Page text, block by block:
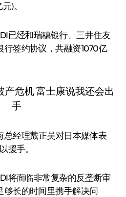
)。
已经和瑞穗银行、三井住友
签约协议，共融资1070亿
总经理戴正吴对日本媒体表
援手。
将面临非常复杂的反垄断审
够长的时间里携手解决问